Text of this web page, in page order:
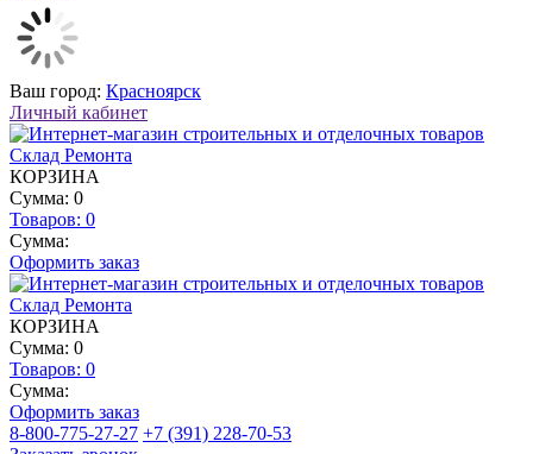
Ваш город: Красноярск
Личный кабинет
КОРЗИНА
Сумма: 0
Товаров: 0
Сумма:
Оформить заказ
КОРЗИНА
Сумма: 0
Товаров: 0
Сумма:
Оформить заказ
8-800-775-27-27 +7 (391) 228-70-53